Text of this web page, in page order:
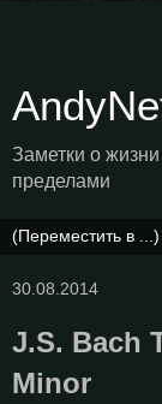
Заметки о
пределами
30.08.2014
J.S. Bach
Minor